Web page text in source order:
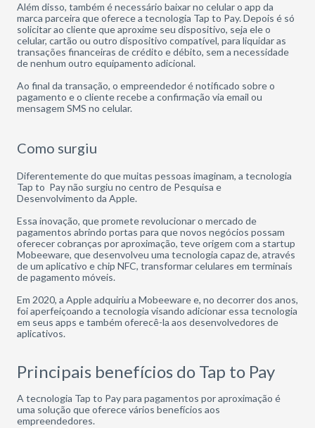
Além disso, também é necessário baixar no celular o app da
marca parceira que oferece a tecnologia Tap to Pay. Depois é só
solicitar ao cliente que aproxime seu dispositivo, seja ele o
celular, cartão ou outro dispositivo compatível, para liquidar as
transações financeiras de crédito e débito, sem a necessidade
de nenhum outro equipamento adicional.
Ao final da transação, o empreendedor é notificado sobre o
pagamento e o cliente recebe a confirmação via email ou
mensagem SMS no celular.
Como surgiu
Diferentemente do que muitas pessoas imaginam, a tecnologia
Tap to Pay não surgiu no centro de Pesquisa e
Desenvolvimento da Apple.
Essa inovação, que promete revolucionar o mercado de
pagamentos abrindo portas para que novos negócios possam
oferecer cobranças por aproximação, teve origem com a startup
Mobeeware, que desenvolveu uma tecnologia capaz de, através
de um aplicativo e chip NFC, transformar celulares em terminais
de pagamento móveis.
Em 2020, a Apple adquiriu a Mobeeware e, no decorrer dos anos,
foi aperfeiçoando a tecnologia visando adicionar essa tecnologia
em seus apps e também oferecê-la aos desenvolvedores de
aplicativos.
Principais benefícios do Tap to Pay
A tecnologia Tap to Pay para pagamentos por aproximação é
uma solução que oferece vários benefícios aos
empreendedores.